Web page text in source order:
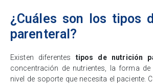
¿Cuáles son los tipos
parenteral?
Existen diferentes tipos de nutrición
concentración de nutrientes, la forma
nivel de soporte que necesita el paciente.